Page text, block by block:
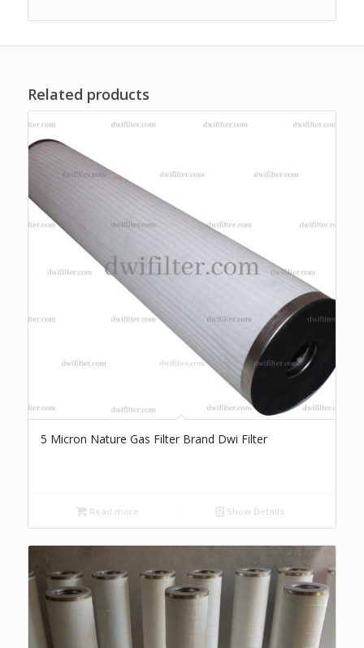
Related products
5 Micron Nature Gas Filter Brand Dwi Filter
Read more Show Details